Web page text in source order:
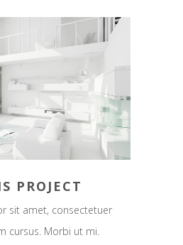
PROJECT
sit amet, consectetuer
cursus. Morbi ut mi.